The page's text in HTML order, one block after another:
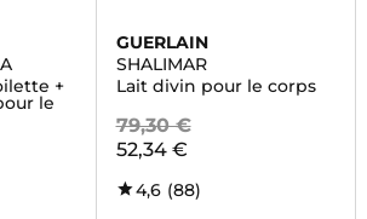
+
le
GUERLAIN
SHALIMAR
Lait divin pour le corps
79,30 €
52,34 €
4,6 (88)